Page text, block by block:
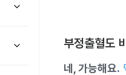
부정출혈도
네, 가능해요.